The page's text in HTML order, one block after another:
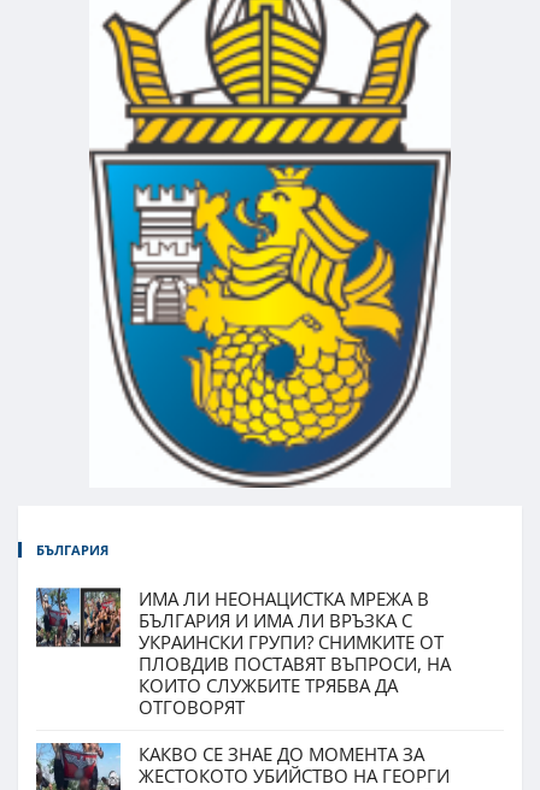
БЪЛГАРИЯ
ИМА ЛИ НЕОНАЦИСТКА МРЕЖА В
БЪЛГАРИЯ И ИМА ЛИ ВРЪЗКА С
УКРАИНСКИ ГРУПИ? СНИМКИТЕ ОТ
ПЛОВДИВ ПОСТАВЯТ ВЪПРОСИ, НА
КОИТО СЛУЖБИТЕ ТРЯБВА ДА
ОТГОВОРЯТ
КАКВО СЕ ЗНАЕ ДО МОМЕНТА ЗА
ЖЕСТОКОТО УБИЙСТВО НА ГЕОРГИ